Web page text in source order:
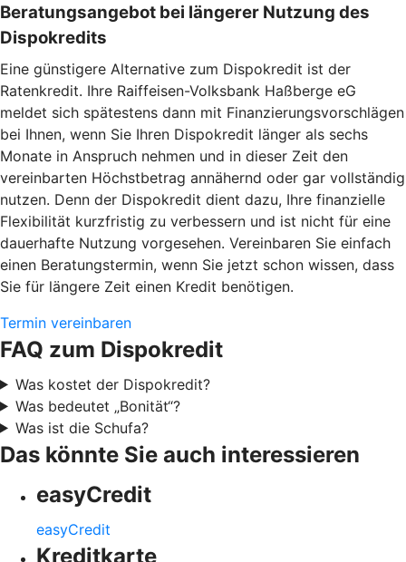
Beratungsangebot bei längerer Nutzung des
Dispokredits
Eine günstigere Alternative zum Dispokredit ist der
Ratenkredit. Ihre Raiffeisen-Volksbank Haßberge eG
meldet sich spätestens dann mit Finanzierungsvorschlägen
bei Ihnen, wenn Sie Ihren Dispokredit länger als sechs
Monate in Anspruch nehmen und in dieser Zeit den
vereinbarten Höchstbetrag annähernd oder gar vollständig
nutzen. Denn der Dispokredit dient dazu, Ihre finanzielle
Flexibilität kurzfristig zu verbessern und ist nicht für eine
dauerhafte Nutzung vorgesehen. Vereinbaren Sie einfach
einen Beratungstermin, wenn Sie jetzt schon wissen, dass
Sie für längere Zeit einen Kredit benötigen.
Termin vereinbaren
FAQ zum Dispokredit
Was kostet der Dispokredit?
Was bedeutet „Bonität“?
Was ist die Schufa?
Das könnte Sie auch interessieren
easyCredit
easyCredit
Kreditkarte